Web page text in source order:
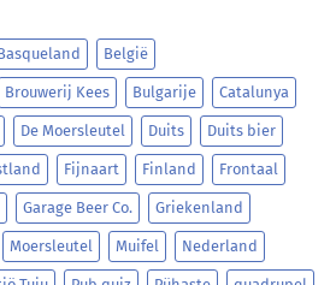
België
Brouwerij Kees Bulgarije Catalunya
De Moersleutel Duits Duits bier
Fijnaart Finland Frontaal
Garage Beer Co. Griekenland
Moersleutel Muifel Nederland